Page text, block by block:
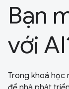
Bạn
với
Trong khoá học